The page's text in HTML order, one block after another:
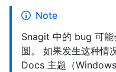
Note
Snagit 中的 bug 可能
圆。 如果发生这种情
Docs 主题（